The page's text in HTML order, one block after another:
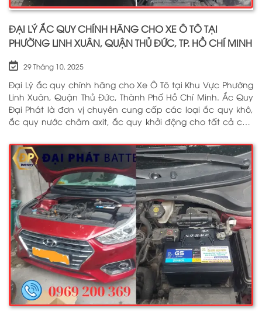
ĐẠI LÝ ẮC QUY CHÍNH HÃNG CHO XE Ô TÔ TẠI
PHƯỜNG LINH XUÂN, QUẬN THỦ ĐỨC, TP. HỒ CHÍ MINH
29 Tháng 10, 2025
Đại Lý ắc quy chính hãng cho Xe Ô Tô tại Khu Vực Phường
Linh Xuân, Quận Thủ Đức, Thành Phố Hồ Chí Minh. Ắc Quy
Đại Phát là đơn vị chuyên cung cấp các loại ắc quy khô,
ắc quy nước châm axit, ắc quy khởi động cho tất cả các
dân dụng từ các thương hiệu như: GS, ĐỒNG NAI, VARTA,
DELKOR, SOLITE, ENIMAC, BOSCH, ROCKET. Tell: 0969 200 369